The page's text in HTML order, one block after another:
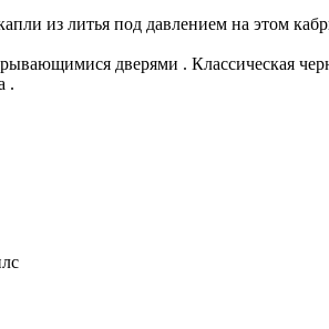
из литья под давлением на этом
дверями . Классическая
.